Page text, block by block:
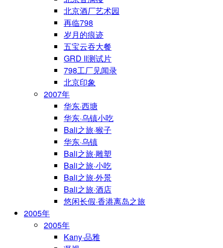
北京酒厂艺术园
再临798
岁月的痕迹
五宝云吞大餐
GRD II测试片
798工厂见闻录
北京印象
2007年
华东·西塘
华东·乌镇小吃
Bali之旅·猴子
华东·乌镇
Bali之旅·雕塑
Bali之旅·小吃
Bali之旅·外景
Bali之旅·酒店
悠闲长假·香港离岛之旅
2005年
2005年
Kany·品雅